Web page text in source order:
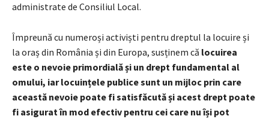
administrate de Consiliul Local.
Împreună cu numeroși activiști pentru dreptul la locuire și
la oraș din România și din Europa, susținem că locuirea
este o nevoie primordială și un drept fundamental al
omului, iar locuințele publice sunt un mijloc prin care
această nevoie poate fi satisfăcută și acest drept poate
fi asigurat în mod efectiv pentru cei care nu își pot